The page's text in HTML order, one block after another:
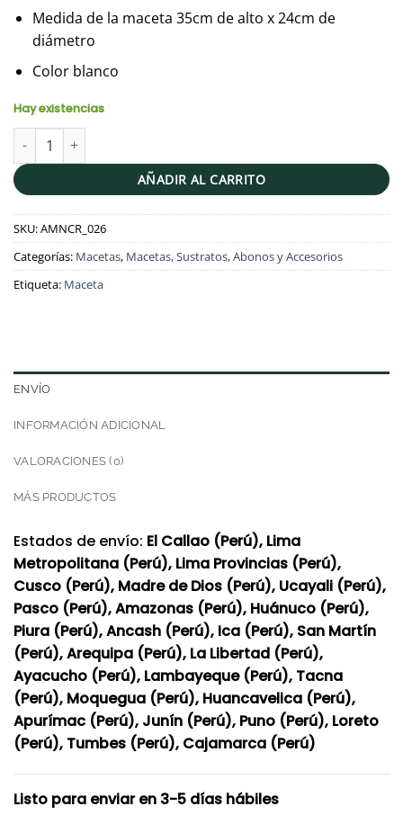
Medida de la maceta 35cm de alto x 24cm de
diámetro
Color blanco
Hay existencias
Maceta Capsula 35x24cm cantidad
AÑADIR AL CARRITO
SKU:AMNCR_026
Categorías: Macetas, Macetas, Sustratos, Abonos y Accesorios
Etiqueta: Maceta
ENVÍO
INFORMACIÓN ADICIONAL
VALORACIONES (0)
MÁS PRODUCTOS
Estados de envío: El Callao (Perú), Lima
Metropolitana (Perú), Lima Provincias (Perú),
Cusco (Perú), Madre de Dios (Perú), Ucayali (Perú),
Pasco (Perú), Amazonas (Perú), Huánuco (Perú),
Piura (Perú), Ancash (Perú), Ica (Perú), San Martín
(Perú), Arequipa (Perú), La Libertad (Perú),
Ayacucho (Perú), Lambayeque (Perú), Tacna
(Perú), Moquegua (Perú), Huancavelica (Perú),
Apurímac (Perú), Junín (Perú), Puno (Perú), Loreto
(Perú), Tumbes (Perú), Cajamarca (Perú)
Listo para enviar en 3-5 días hábiles